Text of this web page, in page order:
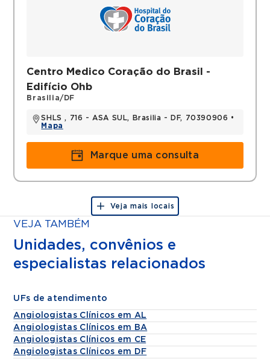
Centro Medico Coração do Brasil -
Edifício Ohb
Brasilia/DF
SHLS , 716 - ASA SUL, Brasilia - DF, 70390906 •
Mapa
Marque uma consulta
Veja mais locais
VEJA TAMBÉM
Unidades, convênios e
especialistas relacionados
UFs de atendimento
Angiologistas Clínicos em AL
Angiologistas Clínicos em BA
Angiologistas Clínicos em CE
Angiologistas Clínicos em DF